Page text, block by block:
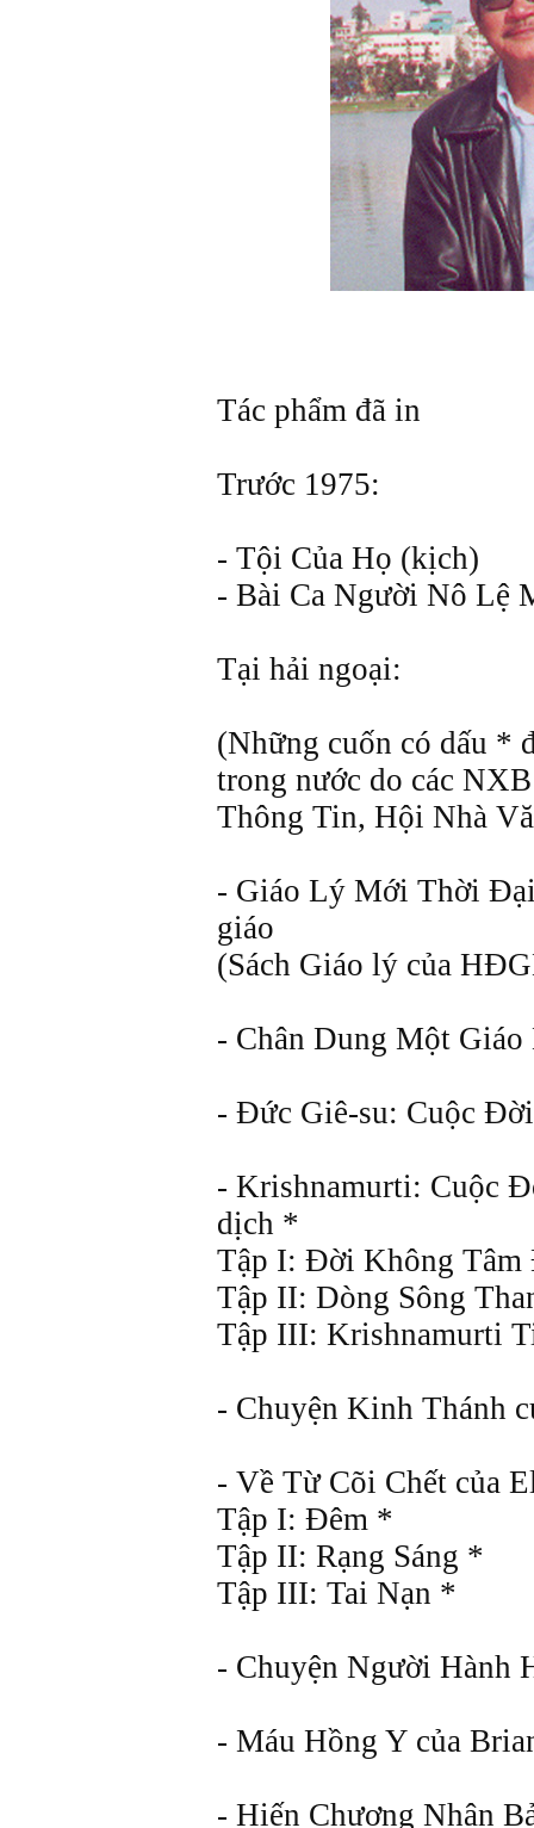
Tác phẩm đã in
Trước 1975:
- Tội Của Họ (kịch)
- Bài Ca Người Nô Lệ
Tại hải ngoại:
(Những cuốn có dấu *
trong nước do các
Thông Tin, Hội Nhà
- Giáo Lý Mới Thời
giáo
(Sách Giáo lý của
- Chân Dung Một
- Ðức Giê-su: Cuộc
- Krishnamurti: Cuộc
dịch *
Tập I: Ðời Không
Tập II: Dòng Sông
Tập III: Krishnamurti
- Chuyện Kinh Thánh
- Về Từ Cõi Chết của
Tập I: Ðêm *
Tập II: Rạng Sáng *
Tập III: Tai Nạn *
- Chuyện Người Hành
- Máu Hồng Y của
- Hiến Chương Nhân